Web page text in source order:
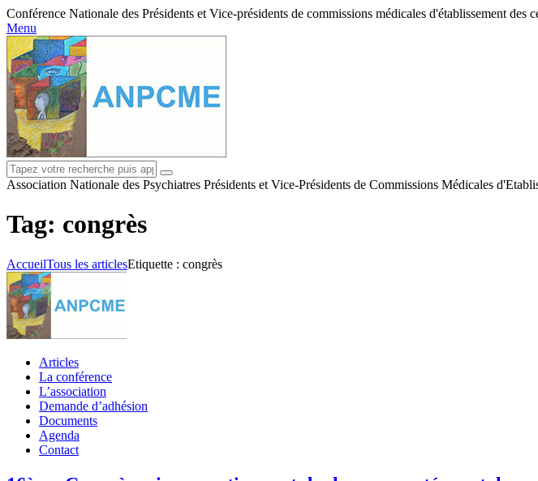
Conférence Nationale des Présidents et Vice-présidents de commissions médicales d'établissement des
Menu
Association Nationale des Psychiatres Présidents et Vice-Présidents de Commissions Médicales
Tag: congrès
AccueilTous les articlesEtiquette : congrès
Articles
La conférence
L’association
Demande d’adhésion
Documents
Agenda
Contact